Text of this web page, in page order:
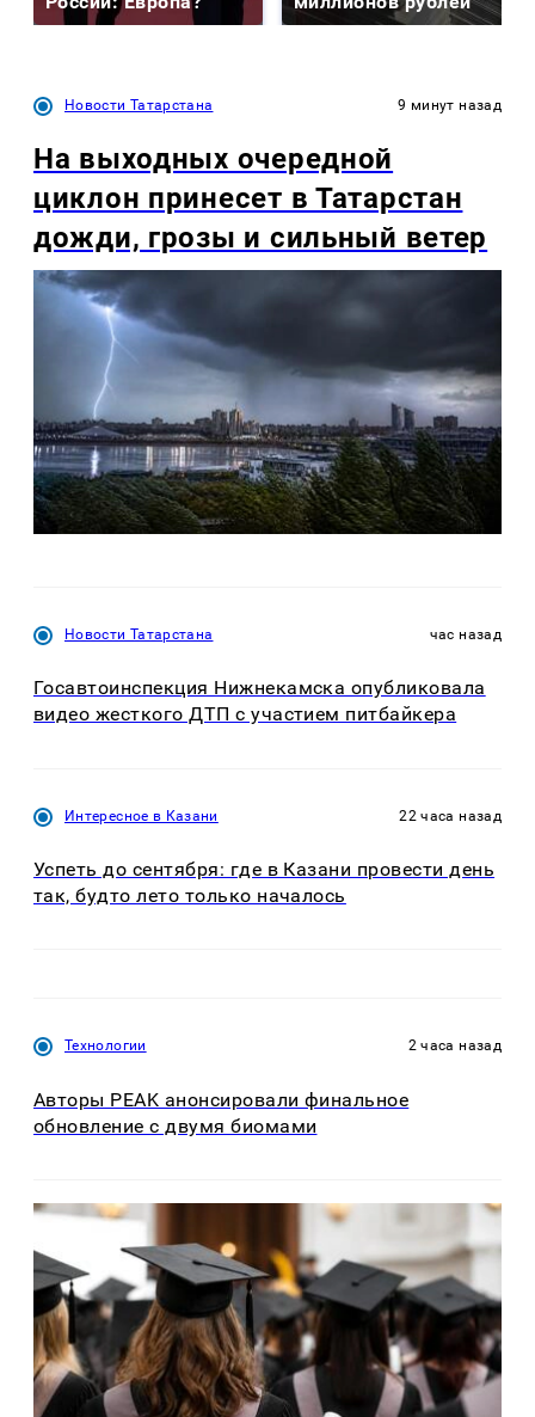
Новости Татарстана 9 минут назад
На выходных очередной
циклон принесет в Татарстан
дожди, грозы и сильный ветер
Новости Татарстана час назад
Госавтоинспекция Нижнекамска опубликовала
видео жесткого ДТП с участием питбайкера
Интересное в Казани 22 часа назад
Успеть до сентября: где в Казани провести день
так, будто лето только началось
Технологии 2 часа назад
Авторы PEAK анонсировали финальное
обновление с двумя биомами